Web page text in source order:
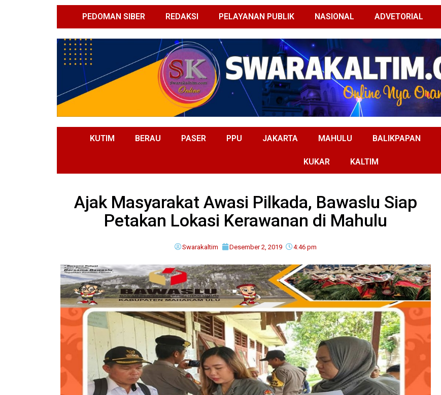
PEDOMAN SIBER REDAKSI PELAYANAN PUBLIK NASIONAL ADVETORIAL
KUTIM BERAU PASER PPU JAKARTA MAHULU BALIKPAPAN
KUKAR KALTIM
Ajak Masyarakat Awasi Pilkada, Bawaslu Siap
Petakan Lokasi Kerawanan di Mahulu
Swarakaltim Desember 2, 2019 4:46 pm